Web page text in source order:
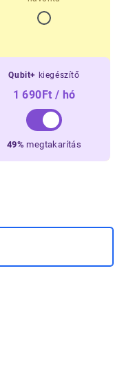
Qubit+ kiegészítő
1 690Ft / hó
49% megtakarítás